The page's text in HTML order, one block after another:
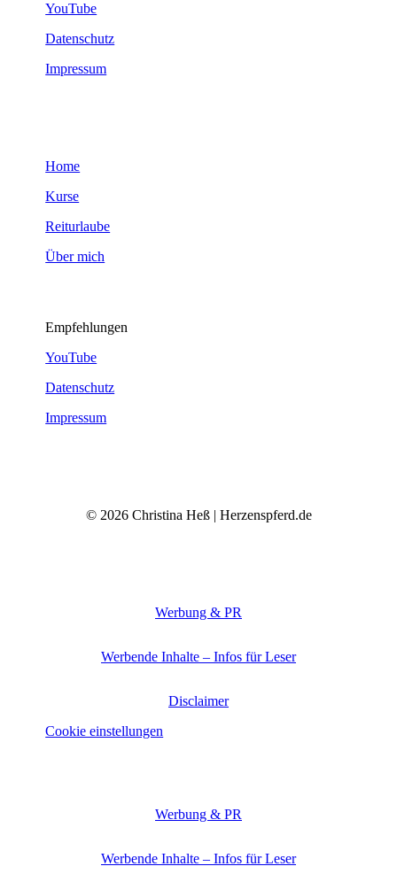
YouTube
Datenschutz
Impressum
Home
Kurse
Reiturlaube
Über mich
Empfehlungen
YouTube
Datenschutz
Impressum
© 2026 Christina Heß | Herzenspferd.de
Werbung & PR
Werbende Inhalte – Infos für Leser
Disclaimer
Cookie einstellungen
Werbung & PR
Werbende Inhalte – Infos für Leser